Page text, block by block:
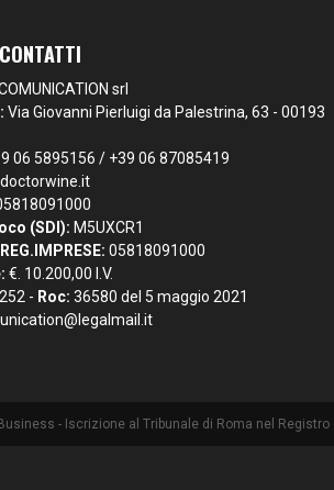
srl
Via Giovanni Pierluigi da Palestrina, 63 - 00193
06 5895156 / +39 06 87085419
(SDI): M5UXCR1
05818091000
€. 10.200,00 I.V.
- Roc: 36580 del 5 maggio 2021
- Iscrizione al Tribunale di Roma nel